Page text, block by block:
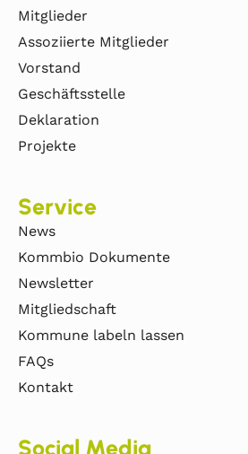
Mitglieder
Assoziierte Mitglieder
Vorstand
Geschäftsstelle
Deklaration
Projekte
Service
News
Kommbio Dokumente
Newsletter
Mitgliedschaft
Kommune labeln lassen
FAQs
Kontakt
Social Media